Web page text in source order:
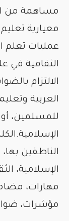
مساهمة من
معيارية
عمليات تعلم
الثقافية في
الالتزام
العربية
للمسلمين،
الناطقين بها،
الإسلامية،
مهارات،
مؤشرات،